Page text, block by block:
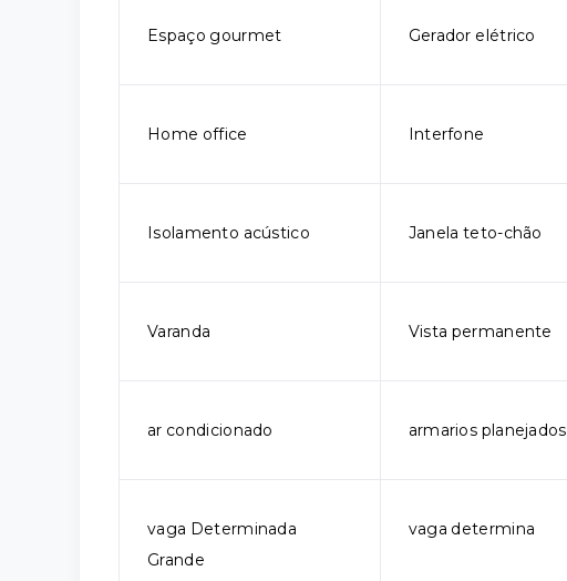
Espaço gourmet Gerador elétrico
Home office Interfone
Isolamento acústico Janela teto-chão
Varanda Vista permanente
ar condicionado armarios planejados
vaga Determinada
Grande
vaga determina